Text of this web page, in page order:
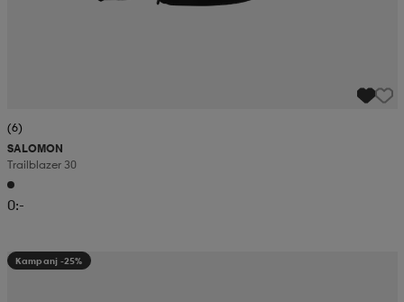
(6)
SALOMON
Trailblazer 30
0:-
Kampanj -25%